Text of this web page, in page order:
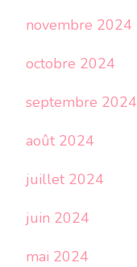
novembre 2024
octobre 2024
septembre 2024
août 2024
juillet 2024
juin 2024
mai 2024